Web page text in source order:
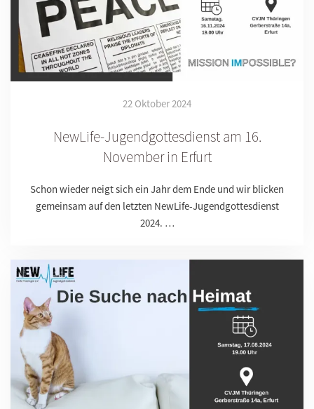
22 Oktober 2024
NewLife-Jugendgottesdienst am 16.
November in Erfurt
Schon wieder neigt sich ein Jahr dem Ende und wir blicken
gemeinsam auf den letzten NewLife-Jugendgottesdienst
2024. …